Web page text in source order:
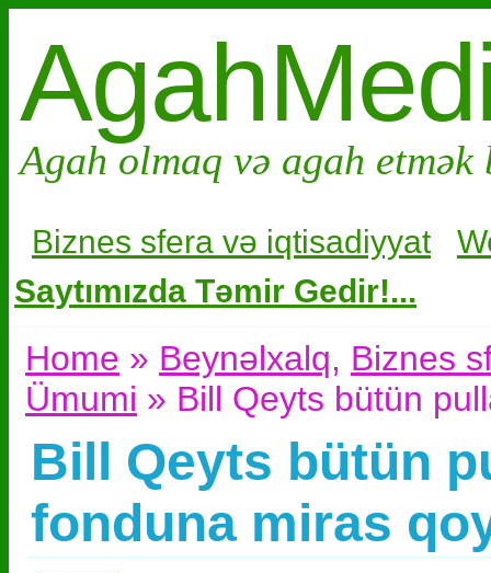
Agah olmaq və agah
Biznes sfera və iqtisadiyyat
Saytımızda Təmir Gedir!...
Home » Beynəlxalq, Biznes
Ümumi » Bill Qeyts bütün
Bill Qeyts bütün
fonduna miras